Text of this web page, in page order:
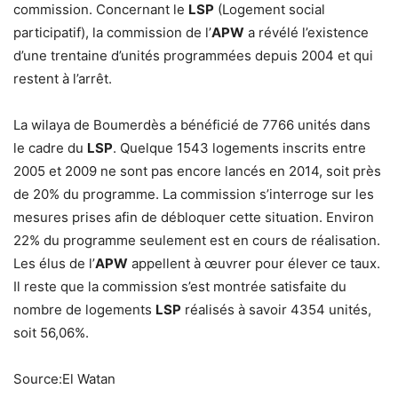
commission. Concernant le LSP (Logement social
participatif), la commission de l’APW a révélé l’existence
d’une trentaine d’unités programmées depuis 2004 et qui
restent à l’arrêt.
La wilaya de Boumerdès a bénéficié de 7766 unités dans
le cadre du LSP. Quelque 1543 logements inscrits entre
2005 et 2009 ne sont pas encore lancés en 2014, soit près
de 20% du programme. La commission s’interroge sur les
mesures prises afin de débloquer cette situation. Environ
22% du programme seulement est en cours de réalisation.
Les élus de l’APW appellent à œuvrer pour élever ce taux.
Il reste que la commission s’est montrée satisfaite du
nombre de logements LSP réalisés à savoir 4354 unités,
soit 56,06%.
Source:El Watan